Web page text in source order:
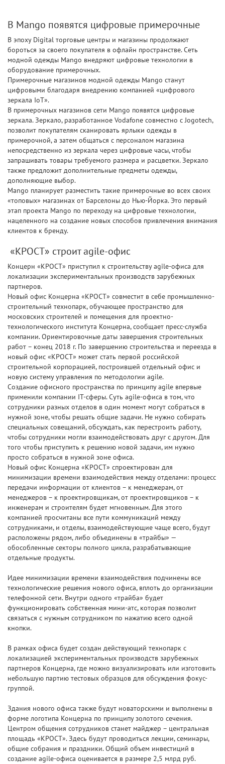
В Mango появятся цифровые примерочные
В эпоху Digital торговые центры и магазины продолжают
бороться за своего покупателя в офлайн пространстве. Сеть
модной одежды Mango внедряют цифровые технологии в
оборудование примерочных.
Примерочные магазинов модной одежды Mango станут
цифровыми благодаря внедрению компанией «цифрового
зеркала IoT».
В примерочных магазинов сети Mango появятся цифровые
зеркала. Зеркало, разработанное Vodafone совместно с Jogotech,
позволит покупателям сканировать ярлыки одежды в
примерочной, а затем общаться с персоналом магазина
непосредственно из зеркала через цифровые часы, чтобы
запрашивать товары требуемого размера и расцветки. Зеркало
также предложит дополнительные предметы одежды,
дополняющие выбор.
Mango планирует разместить такие примерочные во всех своих
«топовых» магазинах от Барселоны до Нью-Йорка. Это первый
этап проекта Mango по переходу на цифровые технологии,
нацеленного на создание новых способов привлечения внимания
клиентов к бренду.
«КРОСТ» строит agile-офис
Концерн «КРОСТ» приступил к строительству agile-офиса для
локализации экспериментальных производств зарубежных
партнеров.
Новый офис Концерна «КРОСТ» совместит в себе промышленно-
строительный технопарк, обучающее пространство для
московских строителей и помещения для проектно-
технологического института Концерна, сообщает пресс-служба
компании. Ориентировочные даты завершения строительных
работ – конец 2018 г. По завершению строительства и переезда в
новый офис «КРОСТ» может стать первой российской
строительной корпорацией, построившей отдельный офис и
новую систему управления по методологии agile.
Создание офисного пространства по принципу agile впервые
применили компании IT-сферы. Суть agile-офиса в том, что
сотрудники разных отделов в один момент могут собраться в
нужной зоне, чтобы решать общие задачи. Не нужно собирать
специальных совещаний, обсуждать, как перестроить работу,
чтобы сотрудники могли взаимодействовать друг с другом. Для
того чтобы приступить к решению новой задачи, им нужно
просто собраться в нужной зоне офиса.
Новый офис Концерна «КРОСТ» спроектирован для
минимизации времени взаимодействия между отделами: процесс
передачи информации от клиентов – к менеджерам, от
менеджеров – к проектировщикам, от проектировщиков – к
инженерам и строителям будет мгновенным. Для этого
компанией просчитаны все пути коммуникаций между
сотрудниками, и отделы, взаимодействующие чаще всего, будут
расположены рядом, либо объединены в «трайбы» —
обособленные секторы полного цикла, разрабатывающие
отдельные продукты.
Идее минимизации времени взаимодействия подчинены все
технологические решения нового офиса, вплоть до организации
телефонной сети. Внутри одного «трайба» будет
функционировать собственная мини-атс, которая позволит
связаться с нужным сотрудником по нажатию всего одной
кнопки.
В рамках офиса будет создан действующий технопарк с
локализацией экспериментальных производств зарубежных
партнеров Концерна, где можно визуализировать или изготовить
небольшую партию тестовых образцов для обсуждения фокус-
группой.
Здания нового офиса также будут новаторскими и выполнены в
форме логотипа Концерна по принципу золотого сечения.
Центром общения сотрудников станет майджер – центральная
площадь «КРОСТ». Здесь будут проводиться лекции, семинары,
общие собрания и праздники. Общий объем инвестиций в
создание agile-офиса оценивается в размере 2,5 млрд руб.